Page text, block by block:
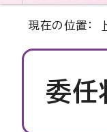
現在の位置：
委任